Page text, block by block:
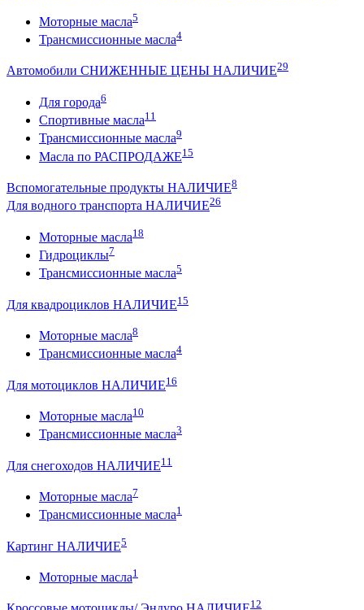
Моторные масла5
Трансмиссионные масла4
Автомобили СНИЖЕННЫЕ ЦЕНЫ НАЛИЧИЕ29
Для города6
Спортивные масла11
Трансмиссионные масла9
Масла по РАСПРОДАЖЕ15
Вспомогательные продукты НАЛИЧИЕ8
Для водного транспорта НАЛИЧИЕ26
Моторные масла18
Гидроциклы7
Трансмиссионные масла5
Для квадроциклов НАЛИЧИЕ15
Моторные масла8
Трансмиссионные масла4
Для мотоциклов НАЛИЧИЕ16
Моторные масла10
Трансмиссионные масла3
Для снегоходов НАЛИЧИЕ11
Моторные масла7
Трансмиссионные масла1
Картинг НАЛИЧИЕ5
Моторные масла1
12